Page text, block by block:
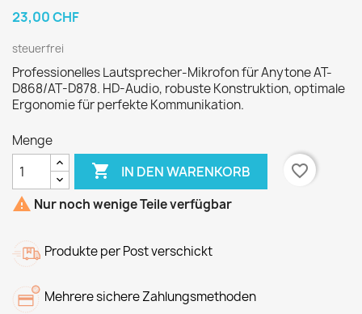
23,00 CHF
steuerfrei
Professionelles Lautsprecher-Mikrofon für Anytone AT-
D868/AT-D878. HD-Audio, robuste Konstruktion, optimale
Ergonomie für perfekte Kommunikation.
Menge
 IN DEN WARENKORB
favorite_border
 Nur noch wenige Teile verfügbar
Produkte per Post verschickt
Mehrere sichere Zahlungsmethoden